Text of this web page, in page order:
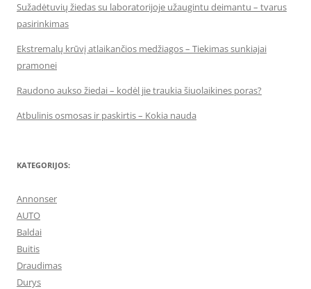
Sužadėtuvių žiedas su laboratorijoje užaugintu deimantu – tvarus
pasirinkimas
Ekstremalų krūvį atlaikančios medžiagos – Tiekimas sunkiajai
pramonei
Raudono aukso žiedai – kodėl jie traukia šiuolaikines poras?
Atbulinis osmosas ir paskirtis – Kokia nauda
KATEGORIJOS:
Annonser
AUTO
Baldai
Buitis
Draudimas
Durys